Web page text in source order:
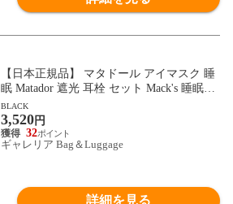
【日本正規品】 マタドール アイマスク 睡
眠 Matador 遮光 耳栓 セット Mack's 睡眠用
遮音 通気性 旅行 移動 機内 飛行機 キャン
プ コンパクト ポケッタブル 調整可能 スリ
ープマスク+イヤープラグス
BLACK
3,520円
32
ギャレリア Bag＆Luggage
詳細を見る